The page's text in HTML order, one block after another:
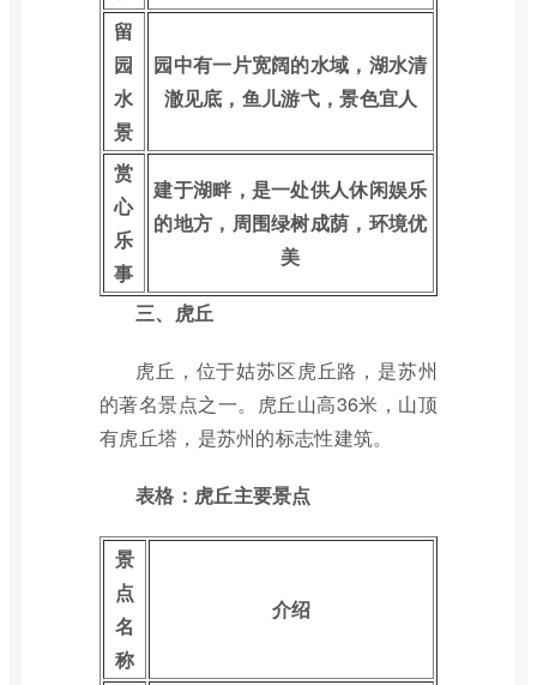
留
园
水
景
园中有一片宽阔的水域，湖水清
澈见底，鱼儿游弋，景色宜人
赏
心
乐
事
建于湖畔，是一处供人休闲娱乐
的地方，周围绿树成荫，环境优
美
三、虎丘
虎丘，位于姑苏区虎丘路，是苏州
的著名景点之一。虎丘山高36米，山顶
有虎丘塔，是苏州的标志性建筑。
表格：虎丘主要景点
景
点
名
称
介绍